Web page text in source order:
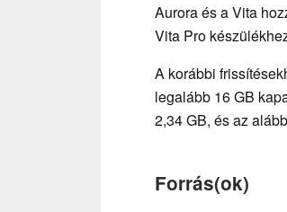
Aurora és a Vita
Vita Pro
A korábbi
legalább 16 GB
2,34 GB, és az
Forrás(ok)